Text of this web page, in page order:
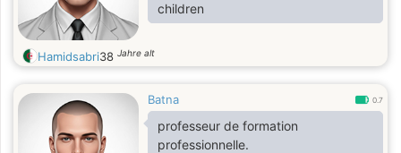
children
Hamidsabri38 Jahre alt
Batna 0.7
professeur de formation
professionnelle.